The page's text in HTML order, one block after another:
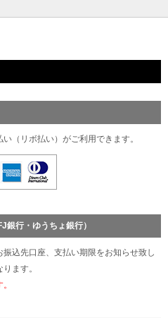
（リボ払い）がご利用できます。
行・ゆうちょ銀行）
込先口座、支払い期限をお知らせ致し
ます。